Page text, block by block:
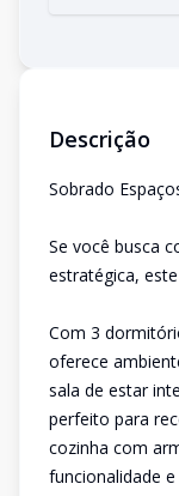
Descrição
Sobrado
Se você busca
estratégica,
Com 3
oferece
sala de estar
perfeito para
cozinha com
funcionalidade